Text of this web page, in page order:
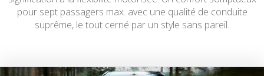
pour sept passagers max. avec une qualité de conduite
suprême, le tout cerné par un style sans pareil.